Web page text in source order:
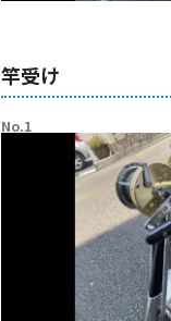
竿受け
No.1